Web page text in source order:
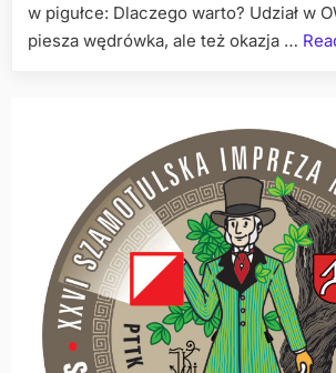
w pigułce: Dlaczego warto? Udział w
piesza wędrówka, ale też okazja …